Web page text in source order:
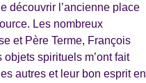
découvrir l’ancienne place
Les nombreux
et Père Terme, François
spirituels m’ont fait
autres et leur bon esprit en